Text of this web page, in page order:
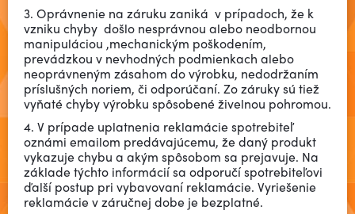
3. Oprávnenie na záruku zaniká v prípadoch, že k
vzniku chyby došlo nesprávnou alebo neodbornou
manipuláciou ,mechanickým poškodením,
prevádzkou v nevhodných podmienkach alebo
neoprávneným zásahom do výrobku, nedodržaním
príslušných noriem, či odporúčaní. Zo záruky sú tiež
vyňaté chyby výrobku spôsobené živelnou pohromou.
4. V prípade uplatnenia reklamácie spotrebiteľ
oznámi emailom predávajúcemu, že daný produkt
vykazuje chybu a akým spôsobom sa prejavuje. Na
základe týchto informácií sa odporučí spotrebiteľovi
ďalší postup pri vybavovaní reklamácie. Vyriešenie
reklamácie v záručnej dobe je bezplatné.